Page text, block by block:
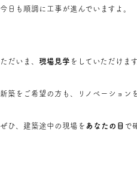
今日も順調に工事が進んでいますよ。
ただいま、 現場見学 をしていただけます
新築をご希望の方も、リノベーション
ぜひ、建築途中の現場を あなたの目 で